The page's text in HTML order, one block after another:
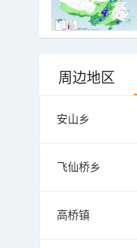
周边地区
安山乡
飞仙桥乡
高桥镇